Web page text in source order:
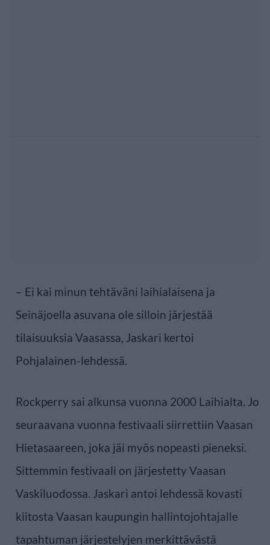
– Ei kai minun tehtäväni laihialaisena ja
Seinäjoella asuvana ole silloin järjestää
tilaisuuksia Vaasassa, Jaskari kertoi
Pohjalainen-lehdessä.
Rockperry sai alkunsa vuonna 2000 Laihialta. Jo
seuraavana vuonna festivaali siirrettiin Vaasan
Hietasaareen, joka jäi myös nopeasti pieneksi.
Sittemmin festivaali on järjestetty Vaasan
Vaskiluodossa. Jaskari antoi lehdessä kovasti
kiitosta Vaasan kaupungin hallintojohtajalle
tapahtuman järjestelyjen merkittävästä